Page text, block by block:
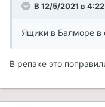
В 12/5/2021 в
Ящики в Балморе в
В репаке это